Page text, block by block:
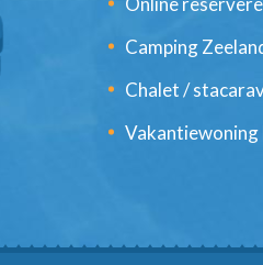
Camping
Chalet /
Vakantiewoning